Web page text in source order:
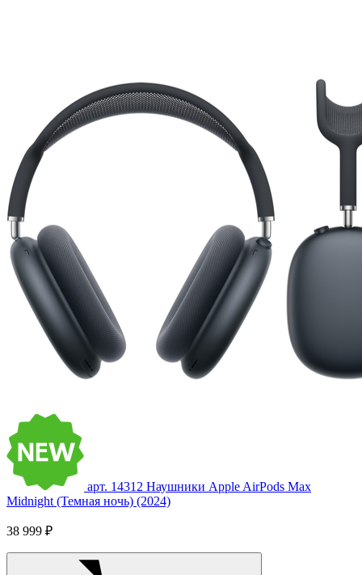
арт. 14312 Наушники Apple AirPods Max
Midnight (Темная ночь) (2024)
38 999 ₽